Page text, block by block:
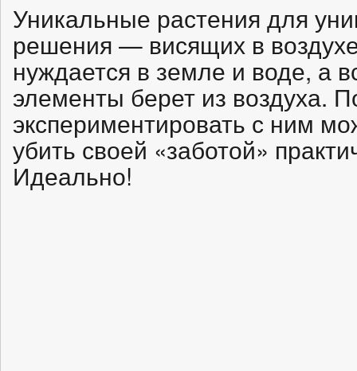
Уникальные растения для
решения — висящих в
нуждается в земле и воде, а
элементы берет из воздуха.
экспериментировать с ним
убить своей «заботой»
Идеально!